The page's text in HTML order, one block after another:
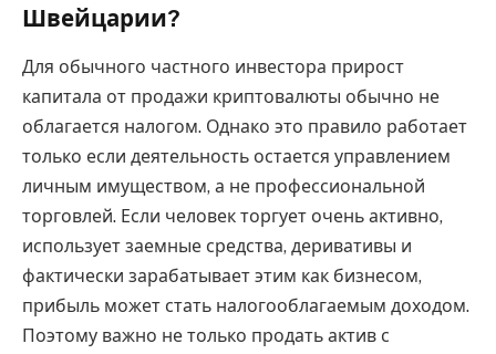
Швейцарии?
Для обычного частного инвестора прирост
капитала от продажи криптовалюты обычно не
облагается налогом. Однако это правило работает
только если деятельность остается управлением
личным имуществом, а не профессиональной
торговлей. Если человек торгует очень активно,
использует заемные средства, деривативы и
фактически зарабатывает этим как бизнесом,
прибыль может стать налогооблагаемым доходом.
Поэтому важно не только продать актив с